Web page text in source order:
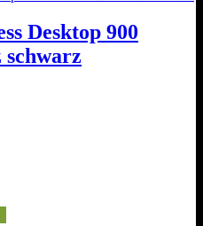
Desktop 900
schwarz